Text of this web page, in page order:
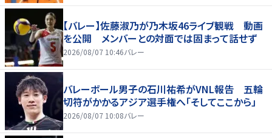
【バレー】佐藤淑乃が乃木坂46ライブ観戦 動画
を公開 メンバーとの対面では固まって話せず
2026/08/07 10:46バレー
バレーボール男子の石川祐希がVNL報告 五輪
切符がかかるアジア選手権へ「そしてここから」
2026/08/07 10:08バレー